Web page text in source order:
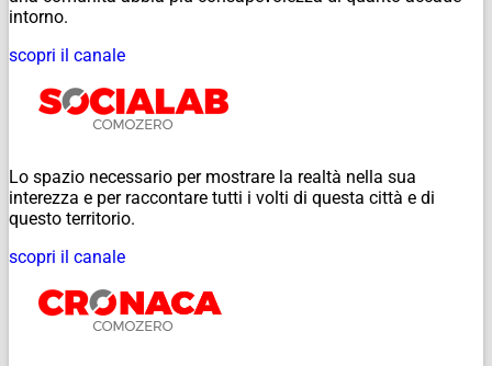
intorno.
scopri il canale
Lo spazio necessario per mostrare la realtà nella sua
interezza e per raccontare tutti i volti di questa città e di
questo territorio.
scopri il canale